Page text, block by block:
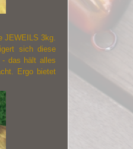
JEWEILS 3kg.
sich diese
- das hält alles
Ergo bietet